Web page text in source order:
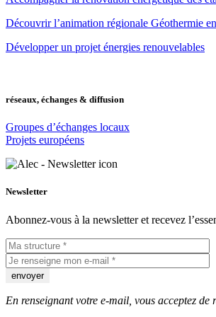
Découvrir l’animation régionale Géothermie
Développer un projet énergies renouvelables
réseaux, échanges & diffusion
Groupes d’échanges locaux
Projets européens
Newsletter
Abonnez-vous à la newsletter et recevez
En renseignant votre e-mail, vous acceptez